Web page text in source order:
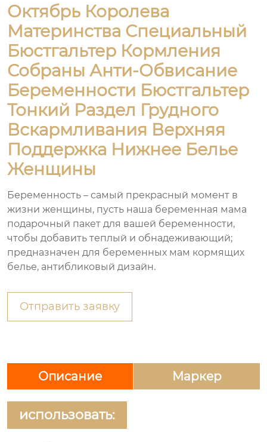
Октябрь Королева
Материнства Специальный
Бюстгальтер Кормления
Собраны Анти-Обвисание
Беременности Бюстгальтер
Тонкий Раздел Грудного
Вскармливания Верхняя
Поддержка Нижнее Белье
Женщины
Беременность – самый прекрасный момент в
жизни женщины, пусть наша беременная мама
подарочный пакет для вашей беременности,
чтобы добавить теплый и обнадеживающий;
предназначен для беременных мам кормящих
белье, антибликовый дизайн.
Отправить заявку
Описание Маркер
использовать: